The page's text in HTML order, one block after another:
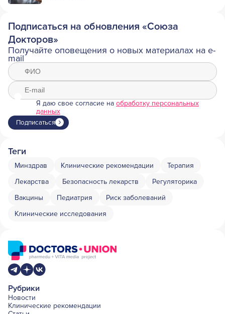
Подписаться на обновления «Союза
Докторов»
Получайте оповещения о новых материалах на e-
mail
Я даю свое согласие на обработку персональных
данных
Подписаться
Теги
Минздрав Клинические рекомендации
Терапия
Лекарства
Безопасность лекарств
Регуляторика
Вакцины
Педиатрия
Риск заболеваний
Клинические исследования
Рубрики
Новости
Клинические рекомендации